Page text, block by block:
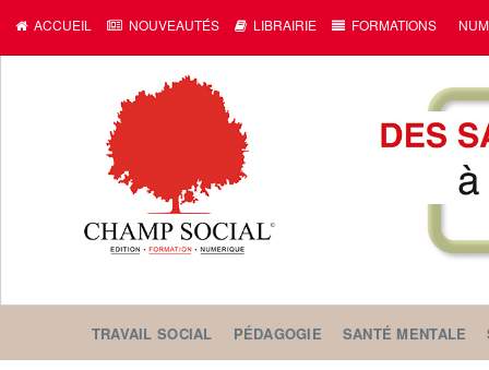
ACCUEIL NOUVEAUTÉS LIBRAIRIE FORMATIONS
TRAVAIL SOCIAL PÉDAGOGIE SANTÉ MENTALE